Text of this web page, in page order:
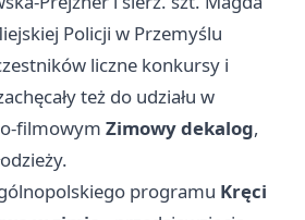
Policji w Przemyślu
liczne konkursy i
też do udziału w
filmowym Zimowy dekalog,
programu Kręci